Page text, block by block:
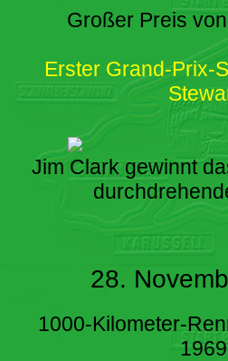
Großer Preis
Erster Grand-Prix-
Jim Clark gewinnt
28.
1000-Kilometer-
1969